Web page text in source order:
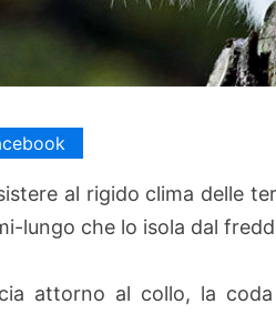
al rigido clima delle
lungo che lo isola dal
attorno al collo, la